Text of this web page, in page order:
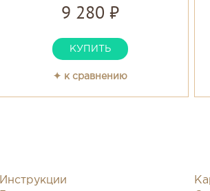
9 280 ₽
КУПИТЬ
✦ к сравнению
Инструкции